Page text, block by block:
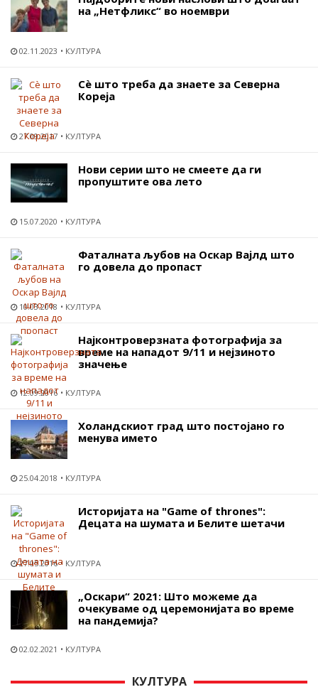
на „Нетфликс“ во ноември
02.11.2023 КУЛТУРА
Сѐ што треба да знаете за Северна
Кореја
27.09.2017 КУЛТУРА
Нови серии што не смеете да ги
пропуштите ова лето
15.07.2020 КУЛТУРА
Фаталната љубов на Оскар Вајлд што
го довела до пропаст
10.03.2018 КУЛТУРА
Најконтроверзната фотографија за
време на нападот 9/11 и нејзиното
значење
12.09.2016 КУЛТУРА
Холандскиот град што постојано го
менува името
25.04.2018 КУЛТУРА
Историјата на "Game of thrones":
Децата на шумата и Белите шетачи
27.05.2016 КУЛТУРА
„Оскари“ 2021: Што можеме да
очекуваме од церемонијата во време
на пандемија?
02.02.2021 КУЛТУРА
КУЛТУРА